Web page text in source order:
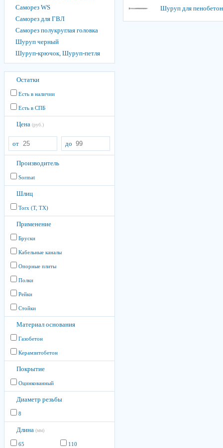
Саморез WS
Саморез для ГВЛ
Саморез полукруглая головка
Шуруп черный
Шуруп-крючок, Шуруп-петля
Остатки
Есть в наличии
Есть в СПБ
Цена (руб.)
от до
Производитель
Sormat
Шлиц
Torx (T, TX)
Применение
Бруски
Кабельные каналы
Опорные плиты
Полки
Рейки
Стойки
Материал основания
Газобетон
Керамзитобетон
Покрытие
Оцинкованный
Диаметр резьбы
8
Длина (мм)
65 110
Шуруп для